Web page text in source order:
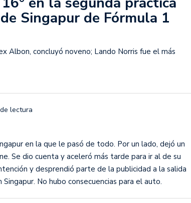
a Córdoba con el histórico regreso de Diego
de Argentina para la Copa Mundial de Hockey FIH
de Argentina para la Copa Mundial de Hockey
Singapur de Fórmula 1
Albon, concluyó noveno; Lando Norris fue el más
lectura
en la que le pasó de todo. Por un lado, dejó un
Se dio cuenta y aceleró más tarde para ir al de su
y desprendió parte de la publicidad a la salida
No hubo consecuencias para el auto.